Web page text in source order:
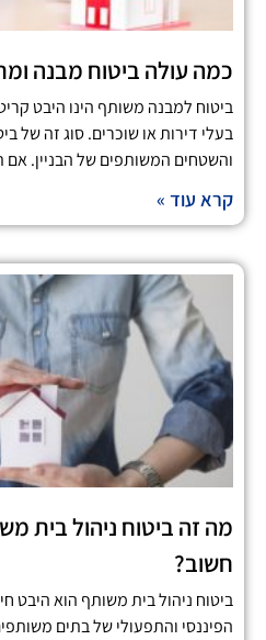
כמה עולה ביטוח מבנה
ביטוח למבנה משותף הינו היבט
בעלי דירות או שוכרים. סוג זה של
והשטחים המשותפים של הבניין.
קרא עוד »
מה זה ביטוח ניהול בית
חשוב?
ביטוח ניהול בית משותף הוא היבט
הפיננסי והתפעולי של בתים